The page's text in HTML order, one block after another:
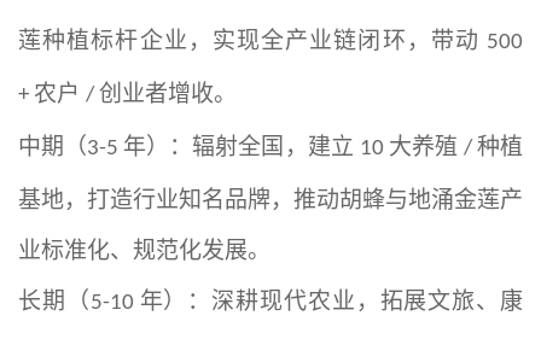
莲种植标杆企业，实现全产业链闭环，带动 500
+ 农户 / 创业者增收。
中期（3-5 年）：辐射全国，建立 10 大养殖 / 种植
基地，打造行业知名品牌，推动胡蜂与地涌金莲产
业标准化、规范化发展。
长期（ 5-10 年）：深耕现代农业，拓展文旅、康